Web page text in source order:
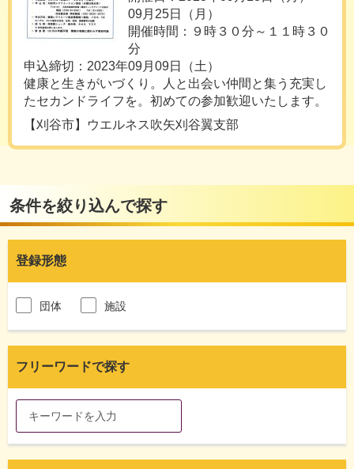
09月25日（月）
開催時間：９時３０分～１１時３０
分
申込締切：2023年09月09日（土）
健康と生きがいづくり。人と出会い仲間と集う充実し
たセカンドライフを。初めての参加歓迎いたします。
【刈谷市】ウエルネス吹矢刈谷翼支部
条件を絞り込んで探す
登録形態
団体 施設
フリーワードで探す